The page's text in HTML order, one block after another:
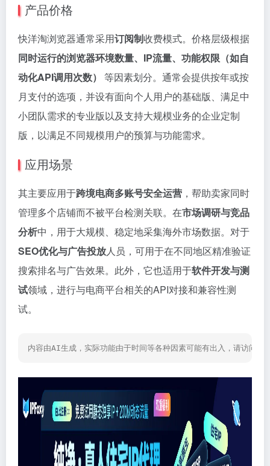
产品价格
快洋淘浏览器通常采用订阅制收费模式。价格层级根据
同时运行的浏览器环境数量、IP流量、功能权限（如自
动化API调用次数）
等因素划分。通常会提供按年或按
月支付的选项，并设有面向个人用户的基础版、满足中
小团队需求的专业版以及支持大规模业务的企业定制
版，以满足不同规模用户的预算与功能需求。
应用场景
其主要应用于跨境电商多账号安全运营 ，帮助卖家同时
管理多个店铺而不被平台检测关联。在市场调研与竞品
分析中，用于大规模、稳定地采集海外市场数据。对于
SEO优化与广告投放人员，可用于在不同地区精准验证
搜索排名与广告效果。此外，它也适用于软件开发与测
试领域，进行与电商平台相关的API对接和兼容性测
试。
内容由AI生成，实际功能由于时间等各种因素可能有出入，请访问网